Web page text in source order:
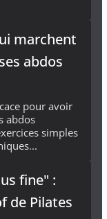
marchent
abdos
pour avoir
abdos
simples
fine" :
de Pilates